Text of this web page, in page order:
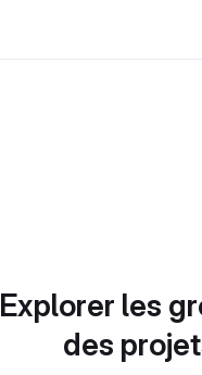
Explorer les
des